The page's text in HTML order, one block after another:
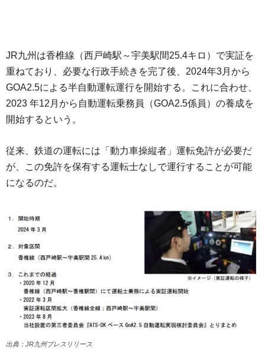
JR九州は香椎線（西戸崎駅～宇美駅間25.4キロ）で実証を
重ねており、必要な行政手続きを完了後、2024年3月から
GOA2.5による半自動運転運行を開始する。これに合わせ、
2023 年12月から自動運転乗務員（GOA2.5係員）の養成を
開始するという。
従来、鉄道の運転には「動力車操縦者」運転免許が必要だ
が、この免許を保有する運転士なしで運行することが可能
になるのだ。
出典：JR九州プレスリリース